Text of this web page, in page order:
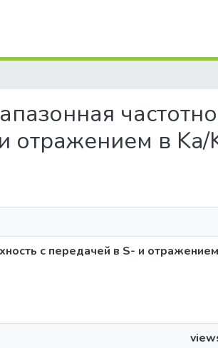
отражением в
с передачей в S- и